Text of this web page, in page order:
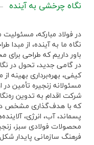
نگاه چرخشی به آینده
در فولاد مبارکه،
نگاه ما به آینده، از مبدا
باور داریم که طراحی
در گامی جدید، تحول در
کیفی، بهره‌برداری بهینه
مسئولانه زنجیره تأمین
که با هدف‌گذاری مشخص
پسماند، آب، انرژی،
محصولات فولادی سبز،
فرهنگ سازمانی پایدار